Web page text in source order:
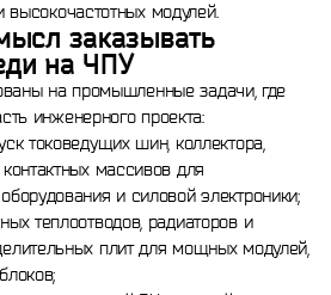
высокочастотных модулей.
заказывать
на ЧПУ
на промышленные задачи, где
инженерного проекта:
токоведущих шин, коллектора,
массивов для
и силовой электроники;
теплоотводов, радиаторов и
плит для мощных модулей,